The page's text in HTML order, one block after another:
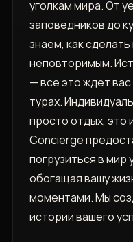
уголкам мира. От
заповедников до
знаем, как
неповторимым.
— все это ждет
турах.
просто отдых, это
Concierge
погрузиться в мир
обогащая вашу
моментами. Мы
истории вашего